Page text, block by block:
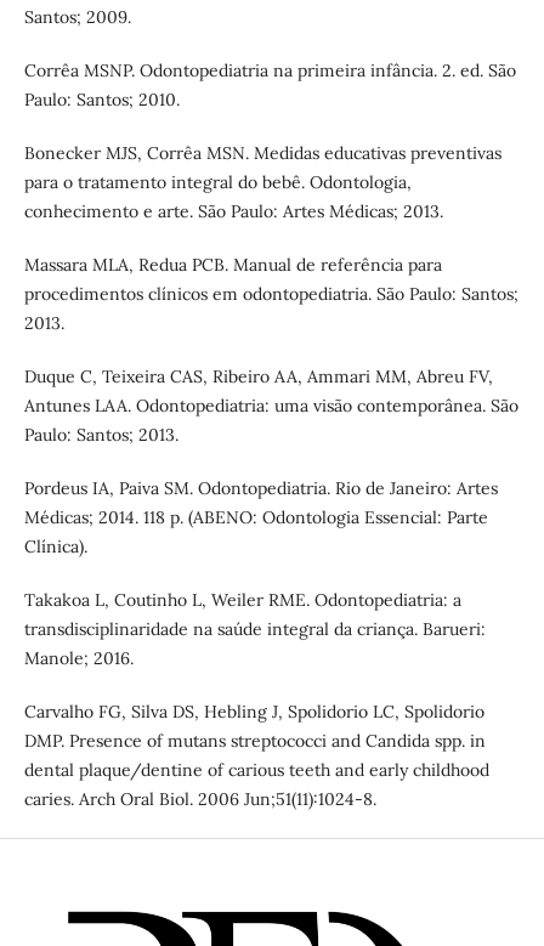
Santos; 2009.
Corrêa MSNP. Odontopediatria na primeira infância. 2. ed. São
Paulo: Santos; 2010.
Bonecker MJS, Corrêa MSN. Medidas educativas preventivas
para o tratamento integral do bebê. Odontologia,
conhecimento e arte. São Paulo: Artes Médicas; 2013.
Massara MLA, Redua PCB. Manual de referência para
procedimentos clínicos em odontopediatria. São Paulo: Santos;
2013.
Duque C, Teixeira CAS, Ribeiro AA, Ammari MM, Abreu FV,
Antunes LAA. Odontopediatria: uma visão contemporânea. São
Paulo: Santos; 2013.
Pordeus IA, Paiva SM. Odontopediatria. Rio de Janeiro: Artes
Médicas; 2014. 118 p. (ABENO: Odontologia Essencial: Parte
Clínica).
Takakoa L, Coutinho L, Weiler RME. Odontopediatria: a
transdisciplinaridade na saúde integral da criança. Barueri:
Manole; 2016.
Carvalho FG, Silva DS, Hebling J, Spolidorio LC, Spolidorio
DMP. Presence of mutans streptococci and Candida spp. in
dental plaque/dentine of carious teeth and early childhood
caries. Arch Oral Biol. 2006 Jun;51(11):1024-8.